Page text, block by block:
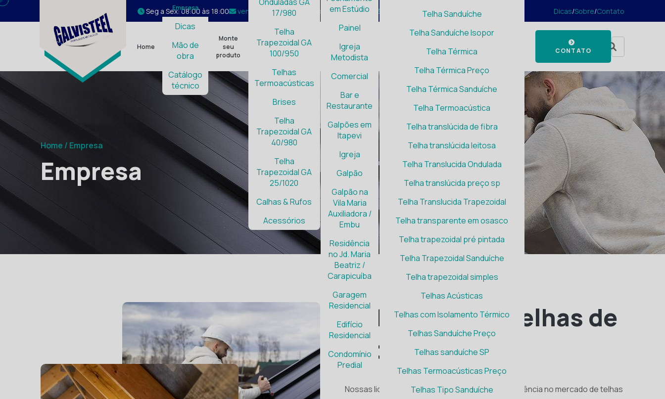
Seg a Sex: 08:00 às 18:00 vendas@galvisteel.com.br (11) 95068-2134 Dicas/Sobre/Contato
Home
Empresa
Dicas
Mão de
obra
Catálogo
técnico
Monte
seu
produto
17/980
Telha
Trapezoidal GA
100/950
Telhas
Termoacústicas
Brises
Telha
Trapezoidal GA
40/980
Telha
Trapezoidal GA
25/1020
Calhas & Rufos
Acessórios
em Estúdio
Painel
Igreja
Metodista
Comercial
Bar e
Restaurante
Galpões em
Itapevi
Igreja
Galpão
Galpão na
Vila Maria
Auxiliadora /
Embu
Residência
no Jd. Maria
Beatriz /
Carapicuíba
Garagem
Residencial
Edifício
Residencial
Condomínio
Predial
Telha Sanduíche
Telha Sanduíche Isopor
Telha Térmica
Telha Térmica Preço
Telha Térmica Sanduíche
Telha Termoacústica
Telha translúcida de fibra
Telha translúcida leitosa
Telha Translucida Ondulada
Telha translúcida preço sp
Telha Translucida Trapezoidal
Telha transparente em osasco
Telha trapezoidal pré pintada
Telha Trapezoidal Sanduíche
Telha trapezoidal simples
Telhas Acústicas
Telhas com Isolamento Térmico
Telhas Sanduíche Preço
Telhas sanduíche SP
Telhas Termoacústicas Preço
Telhas Tipo Sanduíche
CONTATO
Home / Empresa
Empresa
SOBRE GALVISTEEL
Referência de telhas de
aço galvalume
Nossas lideranças têm mais de 35 anos de experiência no mercado de telhas